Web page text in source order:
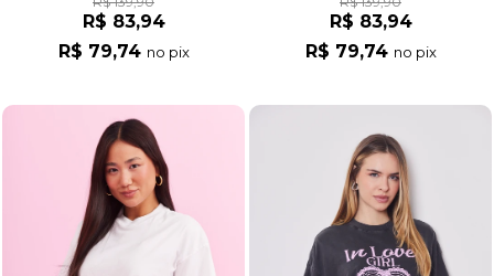
R$ 83,94
R$ 79,74 no pix
R$ 83,94
R$ 79,74 no pix